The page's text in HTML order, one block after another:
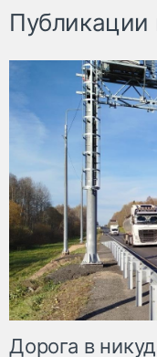
Публикации
Дорога в